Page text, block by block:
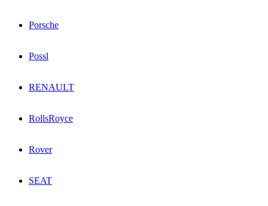
Porsche
Possl
RENAULT
RollsRoyce
Rover
SEAT